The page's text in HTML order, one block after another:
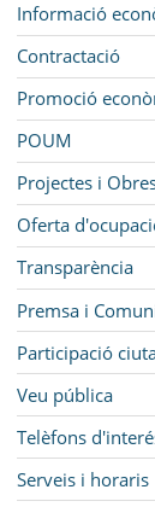
Informació
Contractació
Promoció
POUM
Projectes i
Oferta
Transparència
Premsa i
Participació
Veu pública
Telèfons
Serveis i horaris